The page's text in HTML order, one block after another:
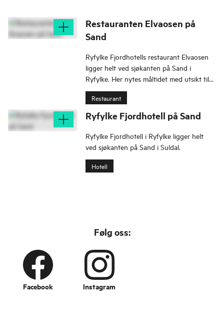
Restauranten Elvaosen på
Sand
Ryfylke Fjordhotells restaurant Elvaosen
ligger helt ved sjøkanten på Sand i
Ryfylke. Her nytes måltidet med utsikt til
småbåthavna, fjord og fjell.
Restaurant
Ryfylke Fjordhotell på Sand
Ryfylke Fjordhotell i Ryfylke ligger helt
ved sjøkanten på Sand i Suldal.
Hotell
Følg oss:
Facebook Instagram